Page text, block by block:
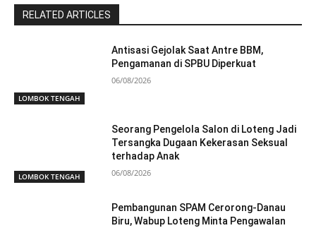
RELATED ARTICLES
LOMBOK TENGAH
Antisasi Gejolak Saat Antre BBM,
Pengamanan di SPBU Diperkuat
06/08/2026
LOMBOK TENGAH
Seorang Pengelola Salon di Loteng Jadi
Tersangka Dugaan Kekerasan Seksual
terhadap Anak
06/08/2026
Pembangunan SPAM Cerorong-Danau
Biru, Wabup Loteng Minta Pengawalan